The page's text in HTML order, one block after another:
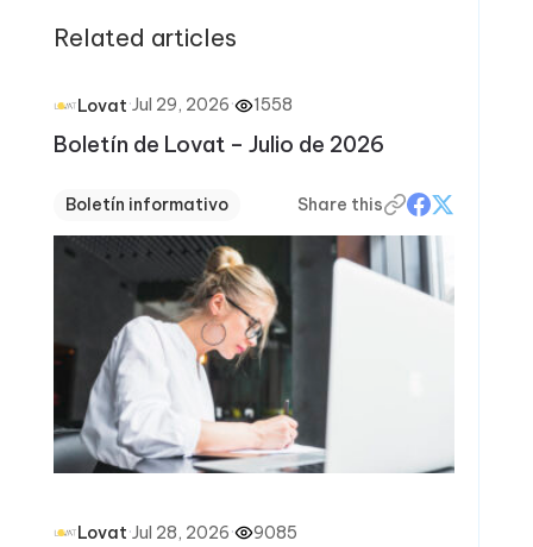
Related articles
Lovat·Jul 29, 2026· 1558
Boletín de Lovat – Julio de 2026
Boletín informativo Share this
Lovat·Jul 28, 2026· 9085